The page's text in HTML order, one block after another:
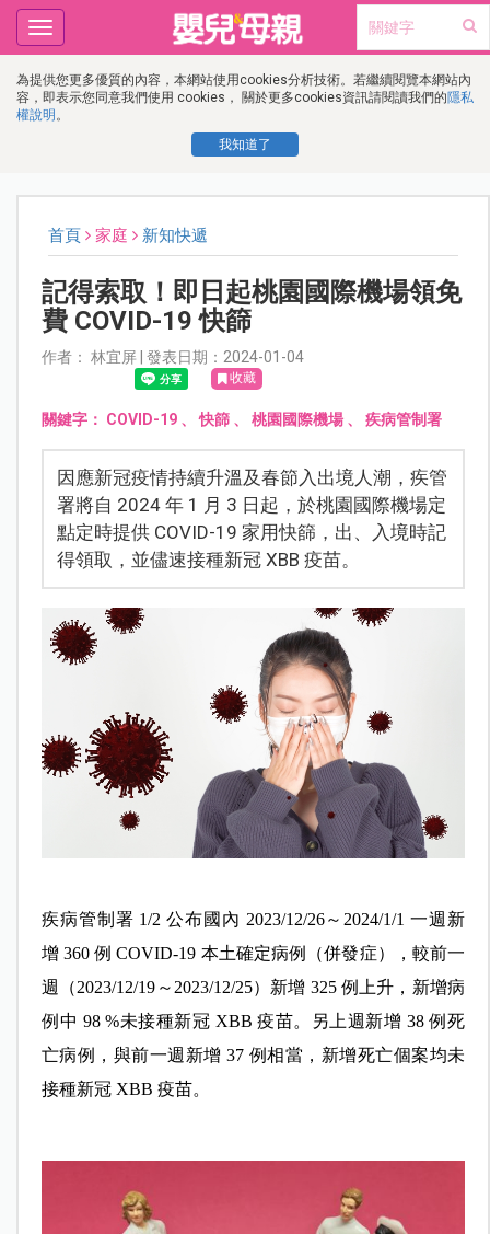
為提供您更多優質的內容，本網站使用cookies分析技術。若繼續閱覽本網站內
容，即表示您同意我們使用 cookies， 關於更多cookies資訊請閱讀我們的隱私
權說明 。
我知道了
Toggle
navigation
首頁 家庭 新知快遞
記得索取！即日起桃園國際機場領免
費 COVID-19 快篩
作者： 林宜屏 | 發表日期：2024-01-04
收藏
關鍵字： COVID-19、快篩、 桃園國際機場、 疾病管制署
因應新冠疫情持續升溫及春節入出境人潮，疾管
署將自 2024 年 1 月 3 日起，於桃園國際機場定
點定時提供 COVID-19 家用快篩，出、入境時記
得領取，並儘速接種新冠 XBB 疫苗。
疾病管制署 1/2 公布國內 2023/12/26～2024/1/1 一週新
增 360 例 COVID-19 本土確定病例（併發症），較前一
週（2023/12/19～2023/12/25）新增 325 例上升，新增病
例中 98 %未接種新冠 XBB 疫苗。另上週新增 38 例死
亡病例，與前一週新增 37 例相當，新增死亡個案均未
接種新冠 XBB 疫苗。